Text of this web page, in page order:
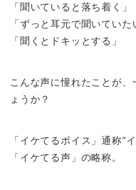
「聞いていると落ち着く」
「ずっと耳元で聞いていた
「聞くとドキッとする」
こんな声に憧れたことが
ょうか？
「イケてるボイス」通称“
「イケてる声」の略称。